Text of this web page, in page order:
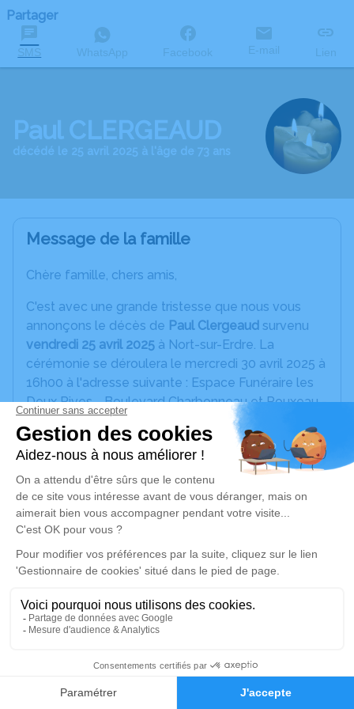
Faire-part Hommages
Partager
SMS WhatsApp Facebook E-mail Lien
Paul CLERGEAUD
décédé le 25 avril 2025 à l'âge de 73 ans
Message de la famille
Chère famille, chers amis,
C'est avec une grande tristesse que nous vous
annonçons le décès de Paul Clergeaud survenu
vendredi 25 avril 2025 à Nort-sur-Erdre. La
cérémonie se déroulera le mercredi 30 avril 2025 à
16h00 à l'adresse suivante : Espace Funéraire les
Deux Rives - Boulevard Charbonneau et Rouxeau -
44390 Nort-sur-Erdre.
Nous vous invitons à utiliser cet espace pour
laisser vos condoléances, partager des photos
souvenirs, une anecdote ou exprimer vos pensées
à travers des poèmes ou des textes. Cet endroit
est un lieu d'expression dédié à honorer la
mémoire de Paul Clergeaud.
disponible ici
Cérémonie civile